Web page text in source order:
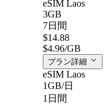
eSIM Laos
3GB
7日間
$14.88
$4.96/GB
プラン詳細
eSIM Laos
1GB/日
1日間